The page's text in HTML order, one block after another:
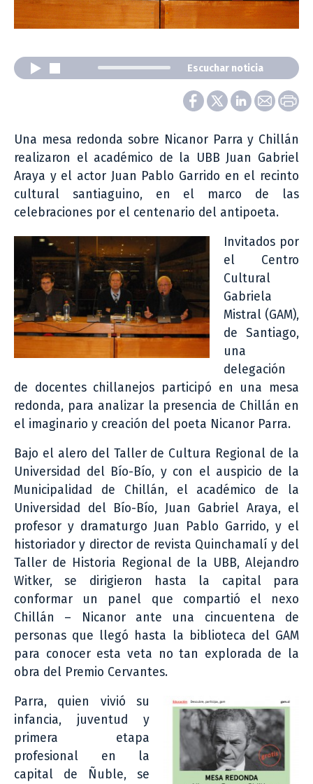
Escuchar noticia
Una mesa redonda sobre Nicanor Parra y Chillán
realizaron el académico de la UBB Juan Gabriel
Araya y el actor Juan Pablo Garrido en el recinto
cultural santiaguino, en el marco de las
celebraciones por el centenario del antipoeta.
Invitados por
el Centro
Cultural
Gabriela
Mistral (GAM),
de Santiago,
una
delegación
de docentes chillanejos participó en una mesa
redonda, para analizar la presencia de Chillán en
el imaginario y creación del poeta Nicanor Parra.
Bajo el alero del Taller de Cultura Regional de la
Universidad del Bío-Bío, y con el auspicio de la
Municipalidad de Chillán, el académico de la
Universidad del Bío-Bío, Juan Gabriel Araya, el
profesor y dramaturgo Juan Pablo Garrido, y el
historiador y director de revista Quinchamalí y del
Taller de Historia Regional de la UBB, Alejandro
Witker, se dirigieron hasta la capital para
conformar un panel que compartió el nexo
Chillán – Nicanor ante una cincuentena de
personas que llegó hasta la biblioteca del GAM
para conocer esta veta no tan explorada de la
obra del Premio Cervantes.
Parra, quien vivió su
infancia, juventud y
primera etapa
profesional en la
capital de Ñuble, se